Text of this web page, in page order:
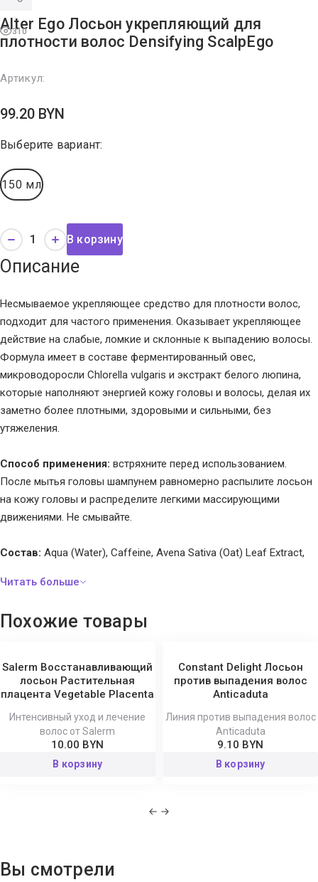
310
Alter Ego Лосьон укрепляющий для
плотности волос Densifying ScalpEgo
Артикул:
99.20 BYN
Выберите вариант:
150 мл
В корзину
Описание
Несмываемое укрепляющее средство для плотности волос,
подходит для частого применения. Оказывает укрепляющее
действие на слабые, ломкие и склонные к выпадению волосы.
Формула имеет в составе ферментированный овес,
микроводоросли Chlorella vulgaris и экстракт белого люпина,
которые наполняют энергией кожу головы и волосы, делая их
заметно более плотными, здоровыми и сильными, без
утяжеления.
Способ применения: встряхните перед использованием.
После мытья головы шампунем равномерно распылите лосьон
на кожу головы и распределите легкими массирующими
движениями. Не смывайте.
Состав: Aqua (Water), Caffeine, Avena Sativa (Oat) Leaf Extract,
Protein Ferment, Hydroxypropyltrimonium Hyaluronate, Panthenol,
26-Buteth-26, Palmitamidopropyltrimonium Chloride, Arginine,
Hydroxypropyltrimonium Chloride, Lactic Acid, Citric Acid,
Methylpropanediol, Phenylpropanol, Propylene Glycol, Pentylene
Glycol, Decylene Glycol, Caprylyl Glycol, Sodium Benzoate,
Potassium Sorbate, Ethylhexylglycerin, Chlorphenesin, Benzyl
Alcohol, Phenoxyethanol, Parfum (Fragrance), Limonene.
Похожие товары
Salerm Восстанавливающий
лосьон Растительная
плацента Vegetable Placenta
Интенсивный уход и лечение
волос от Salerm
10.00 BYN
В корзину
Constant Delight Лосьон
против выпадения волос
Anticaduta
Линия против выпадения волос
Anticaduta
9.10 BYN
В корзину
Вы смотрели